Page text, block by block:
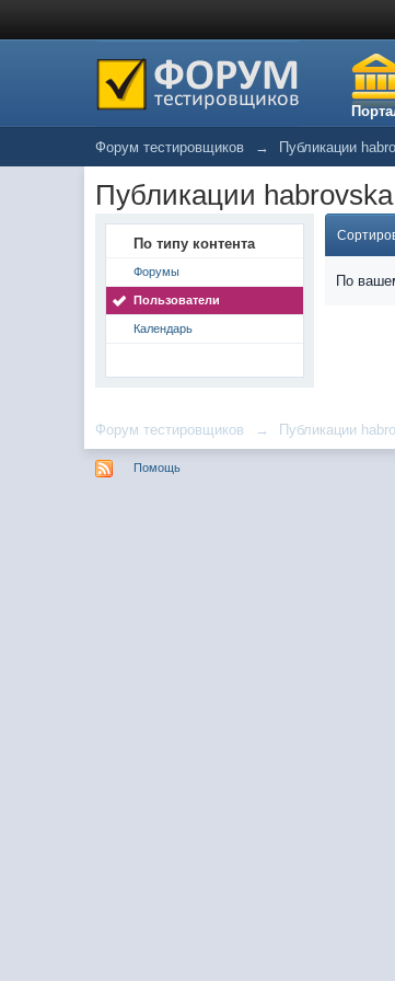
Форум тестировщиков → Публикации
Публикации habrovska
По типу контента
Форумы
Пользователи
Календарь
По
Форум тестировщиков → Публикации
Помощь